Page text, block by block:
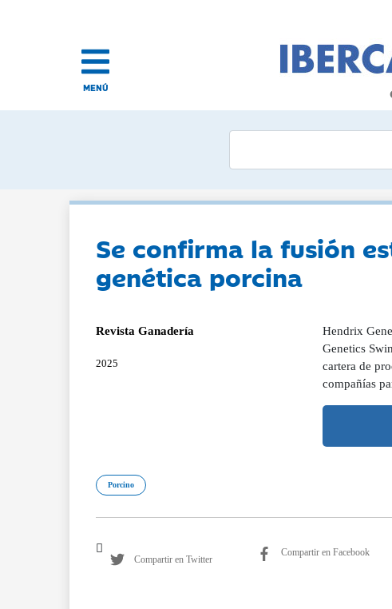
MENÚ
Se confirma la fusión
genética porcina
Revista Ganadería
2025
Hendrix
Genetics
cartera de
compañías
Porcino
Compartir en Twitter
Compartir en Facebook